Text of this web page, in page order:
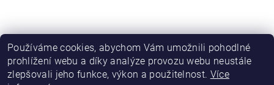
Podmínky ochrany osobních údajů
Používáme cookies, abychom Vám umožnili pohodlné
prohlížení webu a díky analýze provozu webu neustále
zlepšovali jeho funkce, výkon a použitelnost. Více